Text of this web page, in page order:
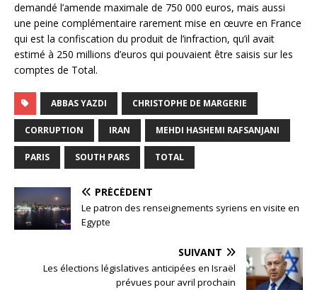
demandé l’amende maximale de 750 000 euros, mais aussi
une peine complémentaire rarement mise en œuvre en France
qui est la confiscation du produit de l’infraction, qu’il avait
estimé à 250 millions d’euros qui pouvaient être saisis sur les
comptes de Total.
ABBAS YAZDI CHRISTOPHE DE MARGERIE
CORRUPTION IRAN MEHDI HASHEMI RAFSANJANI
PARIS SOUTH PARS TOTAL
PRÉCÉDENT
Le patron des renseignements syriens en visite en
Egypte
SUIVANT
Les élections législatives anticipées en Israël
prévues pour avril prochain